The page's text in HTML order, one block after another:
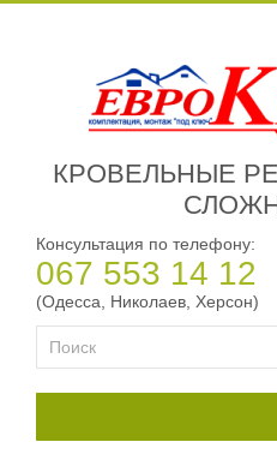
КРОВЕЛЬНЫЕ
Консультация по телефону:
067 553 14 12
(Одесса, Николаев, Херсон)